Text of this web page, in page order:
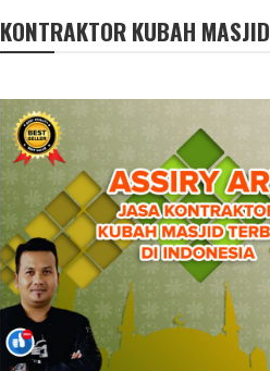
KONTRAKTOR KUBAH MASJID